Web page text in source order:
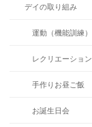
デイの取り組み
運動（機能訓練）
レクリエーション
手作りお昼ご飯
お誕生日会